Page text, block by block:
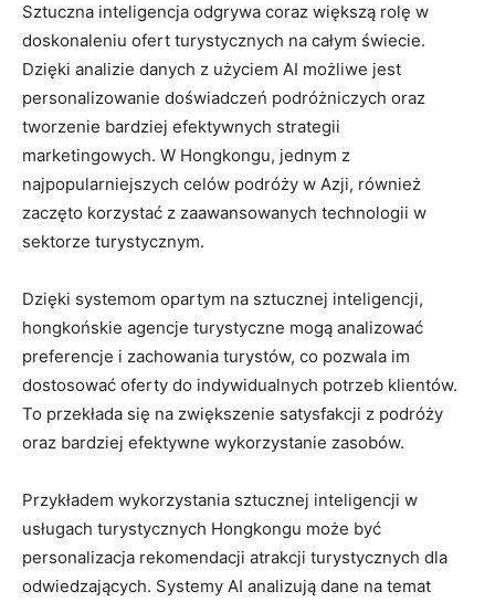
Sztuczna inteligencja odgrywa coraz większą rolę w
‍doskonaleniu ofert ​turystycznych na całym ​świecie.
Dzięki analizie danych z użyciem ‍AI możliwe ‍jest
personalizowanie doświadczeń podróżniczych oraz
tworzenie bardziej ⁣efektywnych strategii
marketingowych.​ W Hongkongu, jednym z
najpopularniejszych celów podróży⁤ w Azji, również
zaczęto korzystać z zaawansowanych ‌technologii w
sektorze‌ turystycznym.
Dzięki systemom opartym⁢ na ⁤sztucznej inteligencji,
hongkońskie agencje ⁤turystyczne mogą analizować
preferencje i zachowania turystów, co pozwala im
dostosować oferty ⁤do indywidualnych potrzeb klientów.
To przekłada​ się na zwiększenie satysfakcji z podróży
oraz bardziej efektywne wykorzystanie zasobów.
Przykładem wykorzystania sztucznej inteligencji w
usługach turystycznych⁣ Hongkongu może być
personalizacja rekomendacji atrakcji turystycznych dla
odwiedzających. ‍Systemy AI ⁢analizują ⁢dane na temat